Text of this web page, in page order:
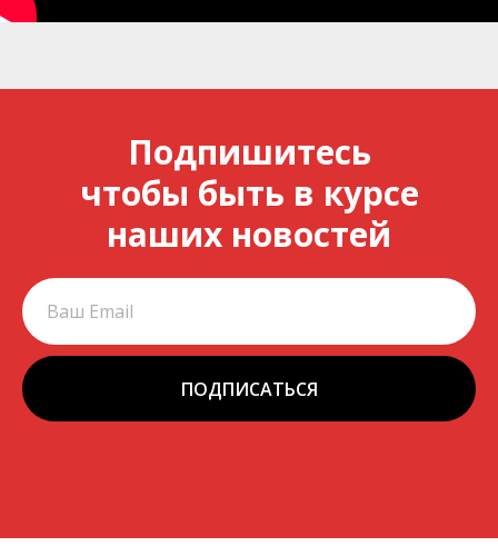
Подпишитесь
чтобы быть в курсе
наших новостей
ПОДПИСАТЬСЯ